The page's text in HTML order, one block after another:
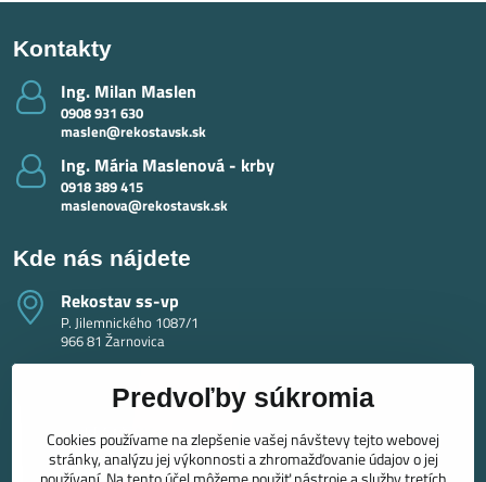
Kontakty
Ing​. Milan Maslen
0908 931 630
maslen@rekostavsk.sk
Ing​. Mária Maslenová - krby
0918 389 415
maslenova@rekostavsk.sk
Kde nás nájdete
Rekostav ss-vp
P. Jilemnického 1087/1
966 81 Žarnovica
Predvoľby súkromia
Cookies používame na zlepšenie vašej návštevy tejto webovej
stránky, analýzu jej výkonnosti a zhromažďovanie údajov o jej